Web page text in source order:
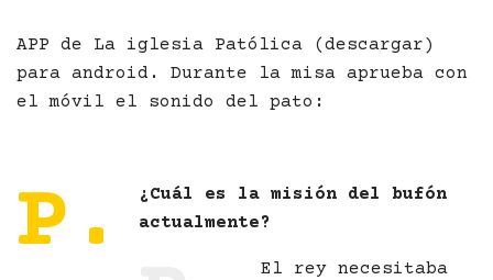
APP de La iglesia Patólica (descargar)
para android. Durante la misa aprueba con
el móvil el sonido del pato:
P.
¿Cuál es la misión del bufón
actualmente?
El rey necesitaba